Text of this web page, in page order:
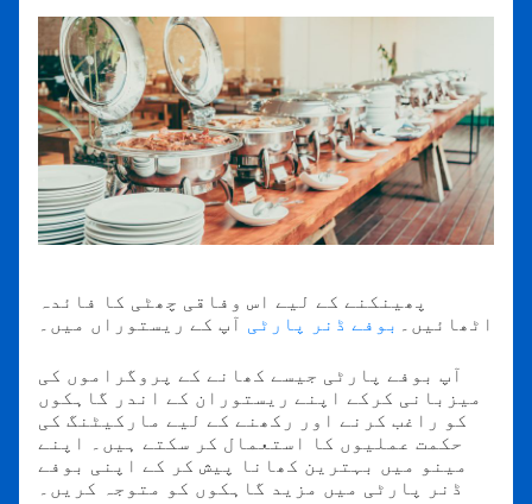
پھینکنے کے لیے اس وفاقی چھٹی کا فائدہ
اٹھائیں۔ بوفے ڈنر پارٹی آپ کے ریستوراں میں۔
آپ بوفے پارٹی جیسے کھانے کے پروگراموں کی
میزبانی کرکے اپنے ریستوران کے اندر گاہکوں
کو راغب کرنے اور رکھنے کے لیے مارکیٹنگ کی
حکمت عملیوں کا استعمال کر سکتے ہیں۔ اپنے
مینو میں بہترین کھانا پیش کر کے اپنی بوفے
ڈنر پارٹی میں مزید گاہکوں کو متوجہ کریں۔